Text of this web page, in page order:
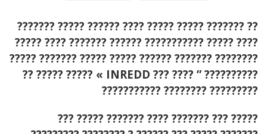
??????? ????? ?????? ???? ????? ????? ??????? ??
????? ???? ??????? ?????? ??????????? ????? ????
????? ??????? ????? ????? ?????? ??????? ????????
?? ????? ????? « INREDD ??? ???? ” ??????????
??????????? ???????? ?????????
??? ????? ??????? ???? ??????? ??? ?????